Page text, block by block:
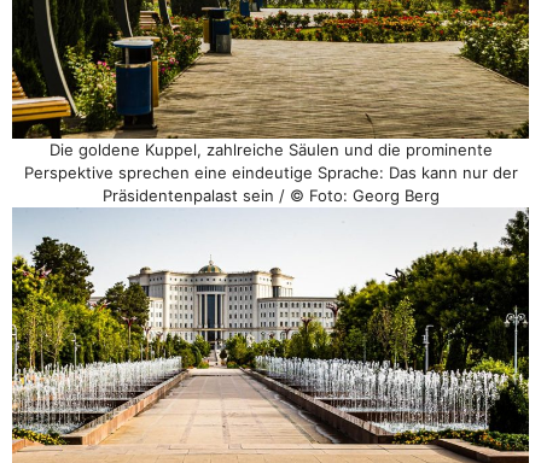
Die goldene Kuppel, zahlreiche Säulen und die prominente
Perspektive sprechen eine eindeutige Sprache: Das kann nur der
Präsidentenpalast sein / © Foto: Georg Berg